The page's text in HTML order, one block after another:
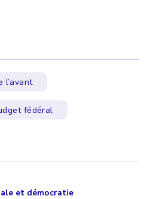
l’avant
fédéral
et démocratie